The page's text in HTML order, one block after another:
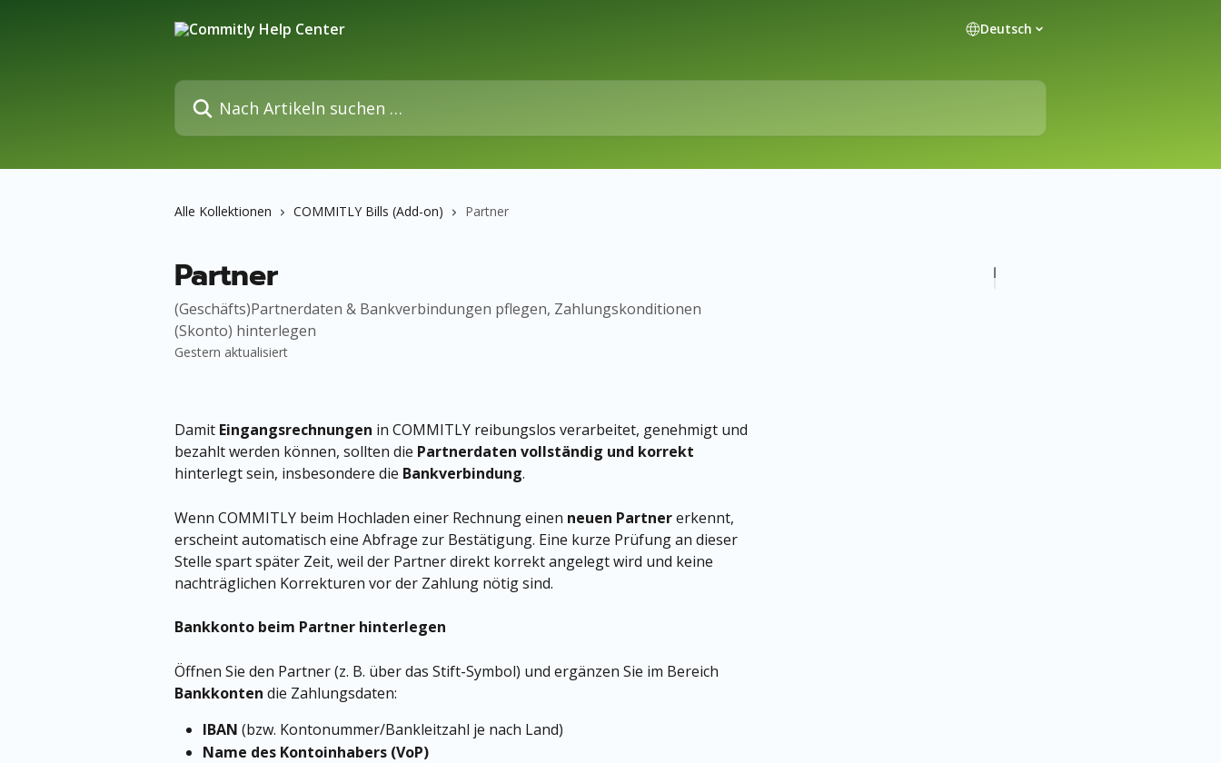
Deutsch
Nach Artikeln suchen …
Alle Kollektionen COMMITLY Bills (Add-on) Partner
Partner
(Geschäfts)Partnerdaten & Bankverbindungen pflegen, Zahlungskonditionen
(Skonto) hinterlegen
Gestern aktualisiert
Damit Eingangsrechnungen in COMMITLY reibungslos verarbeitet, genehmigt und
bezahlt werden können, sollten die Partnerdaten vollständig und korrekt
hinterlegt sein, insbesondere die Bankverbindung.
Wenn COMMITLY beim Hochladen einer Rechnung einen neuen Partner erkennt,
erscheint automatisch eine Abfrage zur Bestätigung. Eine kurze Prüfung an dieser
Stelle spart später Zeit, weil der Partner direkt korrekt angelegt wird und keine
nachträglichen Korrekturen vor der Zahlung nötig sind.
Bankkonto beim Partner hinterlegen
Öffnen Sie den Partner (z. B. über das Stift-Symbol) und ergänzen Sie im Bereich
Bankkonten die Zahlungsdaten:
IBAN (bzw. Kontonummer/Bankleitzahl je nach Land)
Name des Kontoinhabers (VoP)